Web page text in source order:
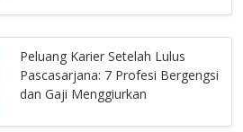
Peluang Karier Setelah Lulus
Pascasarjana: 7 Profesi Bergengsi
dan Gaji Menggiurkan